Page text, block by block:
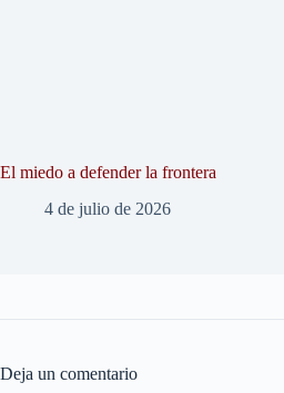
El miedo a defender la frontera
4 de julio de 2026
Deja un comentario